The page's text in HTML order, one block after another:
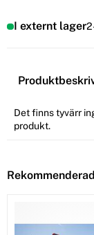
I externt lager
Det finns tyvärr
produkt.